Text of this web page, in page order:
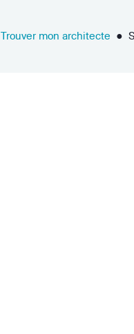
Trouver mon architecte ●